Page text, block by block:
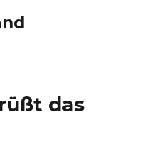
das